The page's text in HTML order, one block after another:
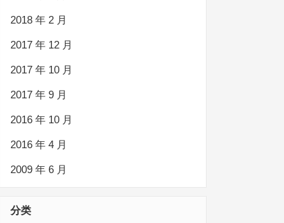
2018 年 2 月
2017 年 12 月
2017 年 10 月
2017 年 9 月
2016 年 10 月
2016 年 4 月
2009 年 6 月
分类